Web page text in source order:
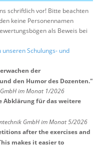
schriftlich vor! Bitte beachten
keine Personennamen
als Beweis bei
Schulungs- und
der
den Humor des Dozenten."
im Monat 1/2026
Abklärung für das weitere
GmbH im Monat 5/2026
after the exercises and
makes it easier to